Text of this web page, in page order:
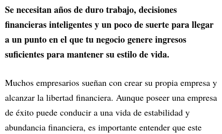
Se necesitan años de duro trabajo, decisiones
financieras inteligentes y un poco de suerte para llegar
a un punto en el que tu negocio genere ingresos
suficientes para mantener su estilo de vida.
Muchos empresarios sueñan con crear su propia empresa y
alcanzar la libertad financiera. Aunque poseer una empresa
de éxito puede conducir a una vida de estabilidad y
abundancia financiera, es importante entender que este